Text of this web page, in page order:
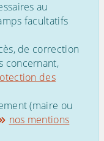
au
facultatifs
de correction
concernant,
des
(maire ou
nos mentions